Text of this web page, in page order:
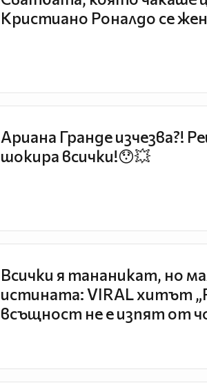
Кристиано Роналдо се
Ариана Гранде изчезва?!
шокира всички!😯💥
Всички я тананикат, но
истината: VIRAL хитът
всъщност не е изпят от